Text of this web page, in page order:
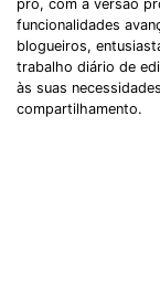
pro, com a versão
funcionalidades
blogueiros,
trabalho diário de
às suas
compartilhamento.